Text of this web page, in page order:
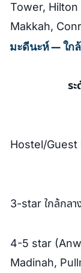
Tower, Hilton
Makkah,
มะดีนะห์ — ใก
ระ
Hostel/Guest
3-star ใกล้กลา
4-5 star
Madinah,